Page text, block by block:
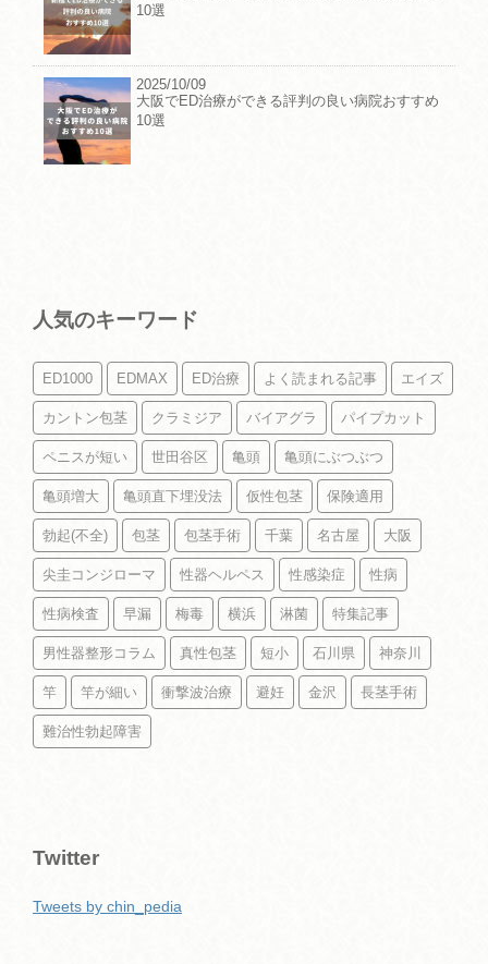
10選
2025/10/09
大阪でED治療ができる評判の良い病院おすすめ
10選
人気のキーワード
ED1000 EDMAX ED治療 よく読まれる記事 エイズ
カントン包茎 クラミジア バイアグラ パイプカット
ペニスが短い 世田谷区 亀頭 亀頭にぶつぶつ
亀頭増大 亀頭直下埋没法 仮性包茎 保険適用
勃起(不全) 包茎 包茎手術 千葉 名古屋 大阪
尖圭コンジローマ 性器ヘルペス 性感染症 性病
性病検査 早漏 梅毒 横浜 淋菌 特集記事
男性器整形コラム 真性包茎 短小 石川県 神奈川
竿 竿が細い 衝撃波治療 避妊 金沢 長茎手術
難治性勃起障害
Twitter
Tweets by chin_pedia